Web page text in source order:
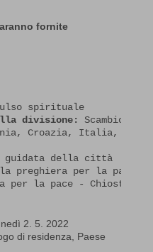
fornite
spirituale
divisione:
Scambio di
Croazia, Italia,
guidata della città
preghiera per la pace
per la pace - Chiostro
2. 5. 2022
di residenza, Paese